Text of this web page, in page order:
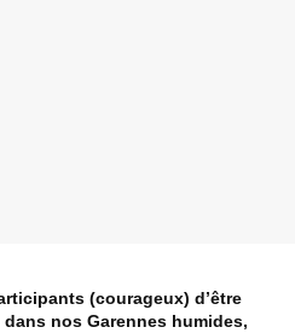
(courageux) d’être
nos Garennes humides,